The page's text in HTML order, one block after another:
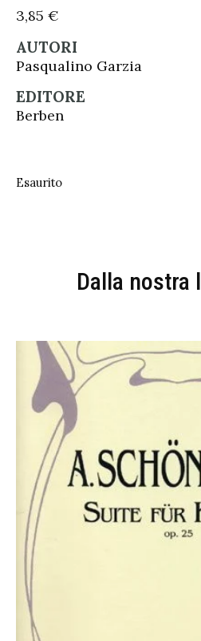
3,85 €
AUTORI
Pasqualino Garzia
EDITORE
Berben
Esaurito
Dalla nostra